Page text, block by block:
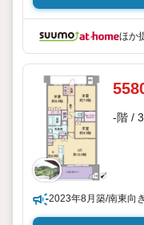
ほか
-階 /
2023年8月築/南東向